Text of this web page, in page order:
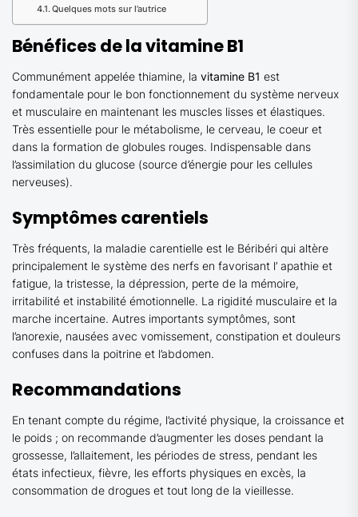
Quelques mots sur l’autrice
Bénéfices de la vitamine B1
Communément appelée thiamine, la vitamine B1 est
fondamentale pour le bon fonctionnement du système nerveux
et musculaire en maintenant les muscles lisses et élastiques.
Très essentielle pour le métabolisme, le cerveau, le coeur et
dans la formation de globules rouges. Indispensable dans
l’assimilation du glucose (source d’énergie pour les cellules
nerveuses).
Symptômes carentiels
Très fréquents, la maladie carentielle est le Béribéri qui altère
principalement le système des nerfs en favorisant l’ apathie et
fatigue, la tristesse, la dépression, perte de la mémoire,
irritabilité et instabilité émotionnelle. La rigidité musculaire et la
marche incertaine. Autres importants symptômes, sont
l’anorexie, nausées avec vomissement, constipation et douleurs
confuses dans la poitrine et l’abdomen.
Recommandations
En tenant compte du régime, l’activité physique, la croissance et
le poids ; on recommande d’augmenter les doses pendant la
grossesse, l’allaitement, les périodes de stress, pendant les
états infectieux, fièvre, les efforts physiques en excès, la
consommation de drogues et tout long de la vieillesse.